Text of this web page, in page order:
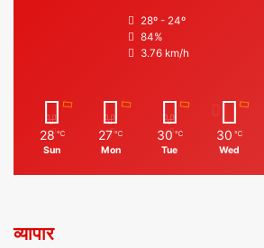
28º - 24º
84%
3.76 km/h
28 ℃
Sun
27 ℃
Mon
30 ℃
Tue
30 ℃
Wed
व्यापार